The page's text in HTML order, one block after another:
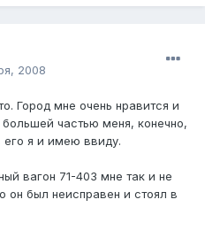
2008
Город мне очень нравится и
частью меня, конечно,
его я и имею ввиду.
вагон 71-403 мне так и не
он был неисправен и стоял в